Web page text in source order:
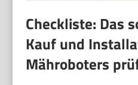
Checkliste: Das
Kauf und
Mähroboters